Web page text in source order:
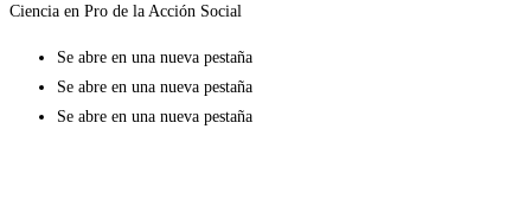
Ciencia en Pro de la Acción Social
Se abre en una nueva pestaña
Se abre en una nueva pestaña
Se abre en una nueva pestaña